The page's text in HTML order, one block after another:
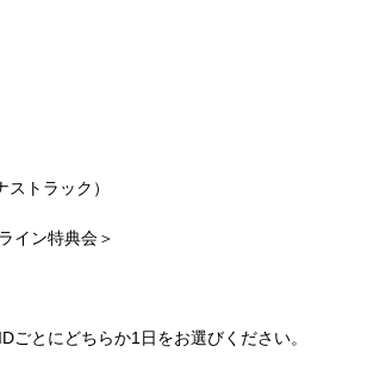
トラック）
イン特典会＞
とにどちらか1日をお選びください。